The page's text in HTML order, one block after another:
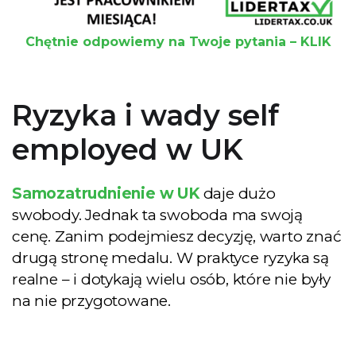
Chętnie odpowiemy na Twoje pytania – KLIK
Ryzyka i wady self
employed w UK
Samozatrudnienie w UK daje dużo
swobody. Jednak ta swoboda ma swoją
cenę. Zanim podejmiesz decyzję, warto znać
drugą stronę medalu. W praktyce ryzyka są
realne – i dotykają wielu osób, które nie były
na nie przygotowane.